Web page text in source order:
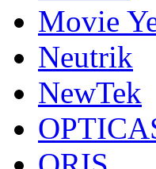
Movie
Neutrik
NewTek